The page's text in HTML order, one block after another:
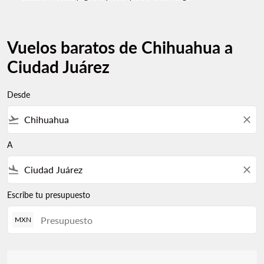
Vuelos baratos de Chihuahua a
Ciudad Juárez
Desde
flight_takeoff close
A
flight_land close
Escribe tu presupuesto
MXN